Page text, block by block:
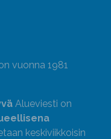
vuonna 1981
Alueviesti on
keskiviikkoisin